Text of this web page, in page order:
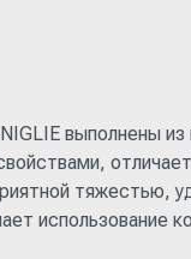
выполнены из
тяжестью,
использование